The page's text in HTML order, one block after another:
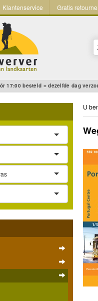
Klantenservice Gratis
17:00 besteld = dezelfde dag
U